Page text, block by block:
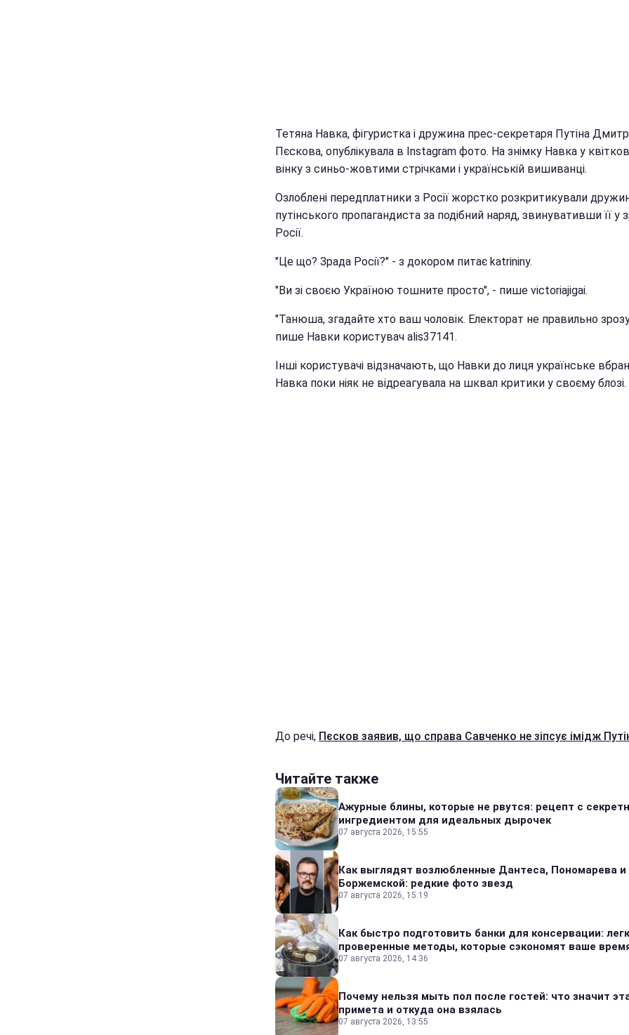
Тетяна Навка, фігуристка і дружина прес-секретаря Путіна
Пєскова, опублікувала в Instagram фото. На знімку Навка у
вінку з синьо-жовтими стрічками і українській вишиванці.
Озлоблені передплатники з Росії жорстко розкритикували
путінського пропагандиста за подібний наряд, звинувативши її у
Росії.
"Це що? Зрада Росії?" - з докором питає katrininy.
"Ви зі своєю Україною тошните просто", - пише victoriajigai.
"Танюша, згадайте хто ваш чоловік. Електорат не правильно
пише Навки користувач alis37141.
Інші користувачі відзначають, що Навки до лиця українське
Навка поки ніяк не відреагувала на шквал критики у своєму блозі.
До речі, Пєсков заявив, що справа Савченко не зіпсує імідж
Читайте также
Ажурные блины, которые не рвутся: рецепт с
ингредиентом для идеальных дырочек
07 августа 2026, 15:55
Как выглядят возлюбленные Дантеса, Пономарева и
Боржемской: редкие фото звезд
07 августа 2026, 15:19
Как быстро подготовить банки для консервации:
проверенные методы, которые сэкономят ваше
07 августа 2026, 14:36
Почему нельзя мыть пол после гостей: что значит
примета и откуда она взялась
07 августа 2026, 13:55